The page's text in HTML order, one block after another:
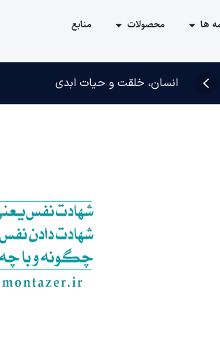
ها محصولات منابع
انسان، خلقت و حیات ابدی